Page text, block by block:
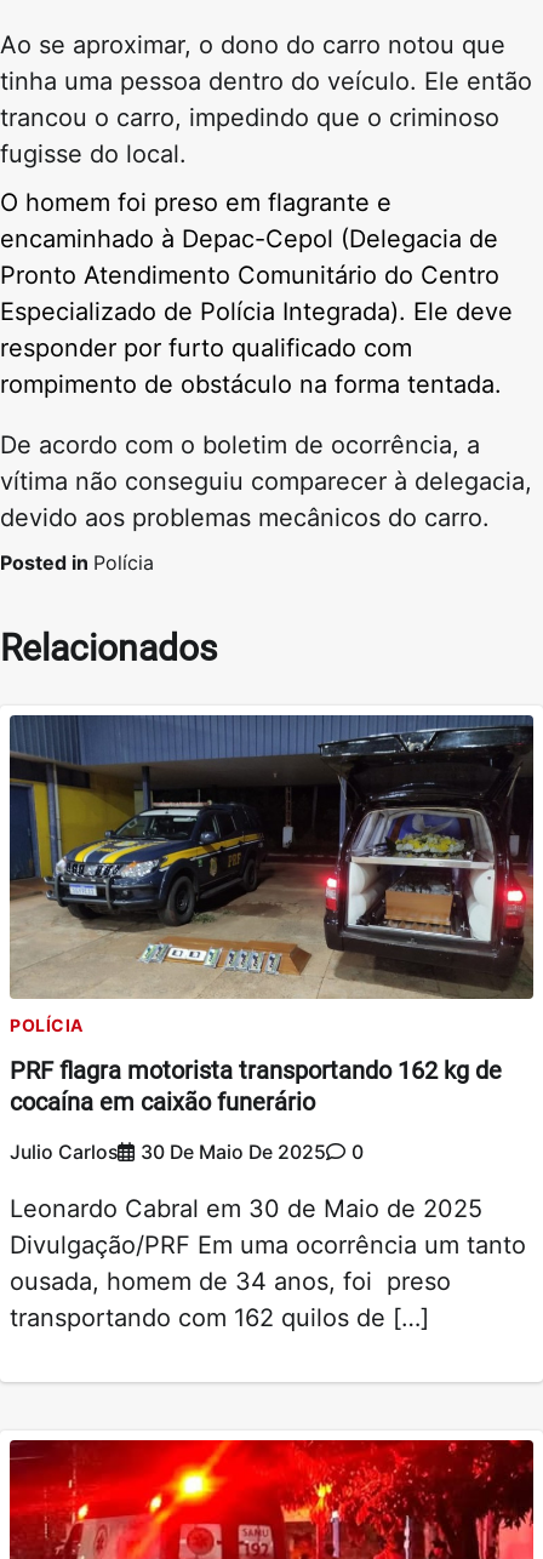
Ao se aproximar, o dono do carro notou que
tinha uma pessoa dentro do veículo. Ele então
trancou o carro, impedindo que o criminoso
fugisse do local.
O homem foi preso em flagrante e
encaminhado à Depac-Cepol (Delegacia de
Pronto Atendimento Comunitário do Centro
Especializado de Polícia Integrada). Ele deve
responder por furto qualificado com
rompimento de obstáculo na forma tentada.
De acordo com o boletim de ocorrência, a
vítima não conseguiu comparecer à delegacia,
devido aos problemas mecânicos do carro.
Posted in Polícia
Relacionados
POLÍCIA
PRF flagra motorista transportando 162 kg de
cocaína em caixão funerário
Julio Carlos 30 De Maio De 2025 0
Leonardo Cabral em 30 de Maio de 2025
Divulgação/PRF Em uma ocorrência um tanto
ousada, homem de 34 anos, foi preso
transportando com 162 quilos de […]